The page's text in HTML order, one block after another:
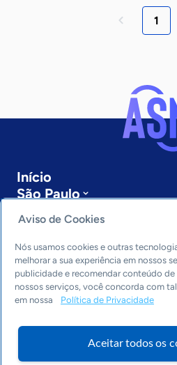
1
Início
São Paulo
Últimas notícias
Entre em contato
Editorias
Economia & Política
Inovação & Tecnologia
Arquivo
Aviso de Cookies
Nós usamos cookies e outras
melhorar a sua experiência em nossos
publicidade e recomendar conteúdo de
nossos serviços, você concorda com
em nossa
Política de Privacidade
Aceitar todos os